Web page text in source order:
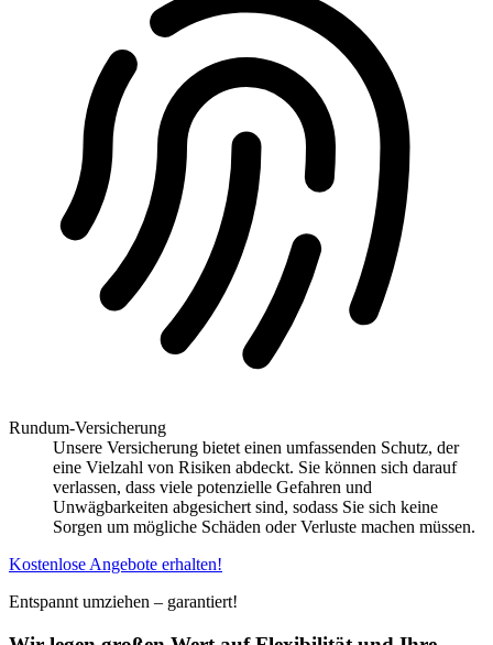
Rundum-Versicherung
Unsere Versicherung bietet einen umfassenden Schutz, der
eine Vielzahl von Risiken abdeckt. Sie können sich darauf
verlassen, dass viele potenzielle Gefahren und
Unwägbarkeiten abgesichert sind, sodass Sie sich keine
Sorgen um mögliche Schäden oder Verluste machen müssen.
Kostenlose Angebote erhalten!
Entspannt umziehen – garantiert!